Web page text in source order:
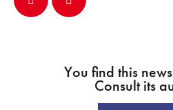
You find this
Consult its